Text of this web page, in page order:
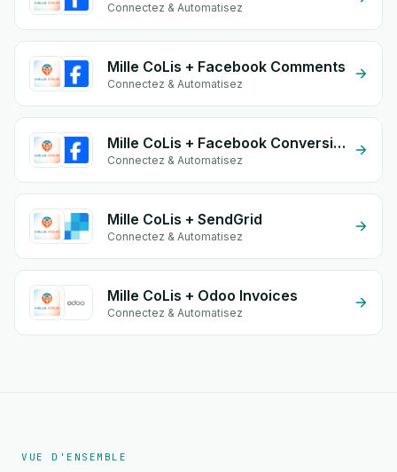
Connectez & Automatisez
Mille CoLis + Facebook Comments
Connectez & Automatisez
Mille CoLis + Facebook Conversion API (CAPI)
Connectez & Automatisez
Mille CoLis + SendGrid
Connectez & Automatisez
Mille CoLis + Odoo Invoices
Connectez & Automatisez
VUE D'ENSEMBLE